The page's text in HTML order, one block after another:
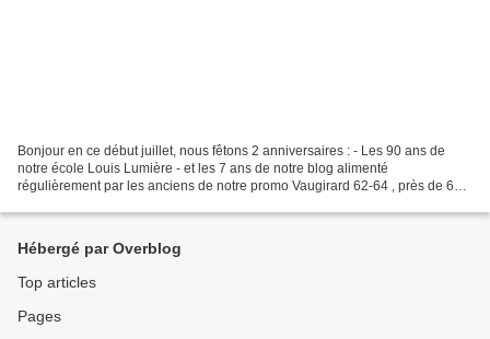
Bonjour en ce début juillet, nous fêtons 2 anniversaires : - Les 90 ans de
notre école Louis Lumière - et les 7 ans de notre blog alimenté
régulièrement par les anciens de notre promo Vaugirard 62-64 , près de 600
Hébergé par Overblog
Top articles
Pages